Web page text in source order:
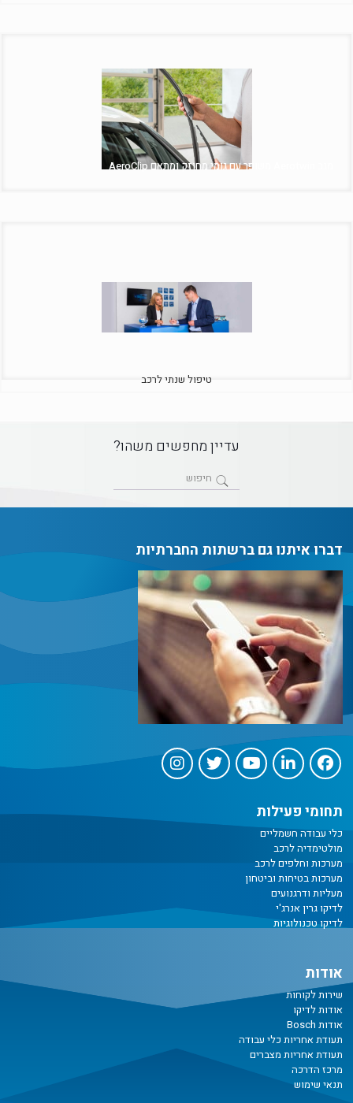
טיפול שנתי לרכב
עדיין מחפשים משהו?
דברו איתנו גם ברשתות החברתיות
תחומי פעילות
כלי עבודה חשמליים
מולטימדיה לרכב
מערכות וחלפים לרכב
מערכות בטיחות וביטחון
מעליות ודרגנועים
לדיקו גרין אנרג'י
לדיקו טכנולוגיות
אודות
שירות לקוחות
אודות לדיקו
אודות Bosch
תעודת אחריות כלי עבודה
תעודת אחריות מצברים
מרכז הדרכה
תנאי שימוש